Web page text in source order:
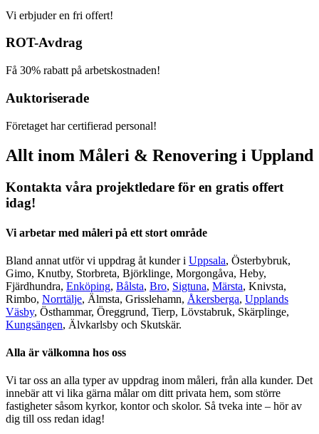
Vi erbjuder en fri offert!
ROT-Avdrag
Få 30% rabatt på arbetskostnaden!
Auktoriserade
Företaget har certifierad personal!
Allt inom Måleri & Renovering i Uppland
Kontakta våra projektledare för en gratis offert
idag!
Vi arbetar med måleri på ett stort område
Bland annat utför vi uppdrag åt kunder i Uppsala, Österbybruk,
Gimo, Knutby, Storbreta, Björklinge, Morgongåva, Heby,
Fjärdhundra, Enköping, Bålsta, Bro, Sigtuna, Märsta, Knivsta,
Rimbo, Norrtälje, Älmsta, Grisslehamn, Åkersberga, Upplands
Väsby, Östhammar, Öreggrund, Tierp, Lövstabruk, Skärplinge,
Kungsängen, Älvkarlsby och Skutskär.
Alla är välkomna hos oss
Vi tar oss an alla typer av uppdrag inom måleri, från alla kunder. Det
innebär att vi lika gärna målar om ditt privata hem, som större
fastigheter såsom kyrkor, kontor och skolor. Så tveka inte – hör av
dig till oss redan idag!